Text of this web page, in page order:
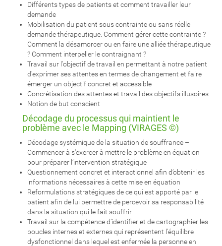
Différents types de patients et comment travailler leur
demande
Mobilisation du patient sous contrainte ou sans réelle
demande thérapeutique. Comment gérer cette contrainte ?
Comment la désamorcer ou en faire une alliée thérapeutique
? Comment interpeller le contraignant ?
Travail sur l'objectif de travail en permettant à notre patient
d'exprimer ses attentes en termes de changement et faire
émerger un objectif concret et accessible
Concrétisation des attentes et travail des objectifs illusoires
Notion de but conscient
Décodage du processus qui maintient le
problème avec le Mapping (VIRAGES ©)
Décodage systémique de la situation de souffrance –
Commencer à s'exercer à mettre le problème en équation
pour préparer l’intervention stratégique
Questionnement concret et interactionnel afin d’obtenir les
informations nécessaires à cette mise en équation
Reformulations stratégiques de ce qui est apporté par le
patient afin de lui permettre de percevoir sa responsabilité
dans la situation qui le fait souffrir
Travail sur la compétence d’identifier et de cartographier les
boucles internes et externes qui représentent l’équilibre
dysfonctionnel dans lequel est enfermée la personne en